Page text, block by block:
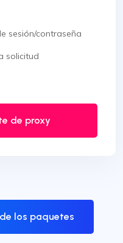
sesión/contraseña
solicitud
de proxy
los paquetes